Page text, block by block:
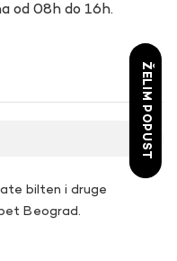
od 08h do 16h.
bilten i druge
Beograd.
ŽELIM POPUST